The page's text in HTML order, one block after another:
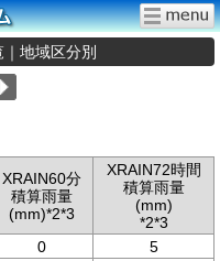
地域区分別
XRAIN60分
積算雨量
(mm)*2*3
XRAIN72時間
積算雨量
(mm)
*2*3
0
5